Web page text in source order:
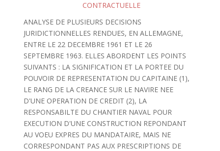
CONTRACTUELLE
ANALYSE DE PLUSIEURS DECISIONS
JURIDICTIONNELLES RENDUES, EN ALLEMAGNE,
ENTRE LE 22 DECEMBRE 1961 ET LE 26
SEPTEMBRE 1963. ELLES ABORDENT LES POINTS
SUIVANTS : LA SIGNIFICATION ET LA PORTEE DU
POUVOIR DE REPRESENTATION DU CAPITAINE (1),
LE RANG DE LA CREANCE SUR LE NAVIRE NEE
D'UNE OPERATION DE CREDIT (2), LA
RESPONSABILTE DU CHANTIER NAVAL POUR
EXECUTION D'UNE CONSTRUCTION REPONDANT
AU VOEU EXPRES DU MANDATAIRE, MAIS NE
CORRESPONDANT PAS AUX PRESCRIPTIONS DE